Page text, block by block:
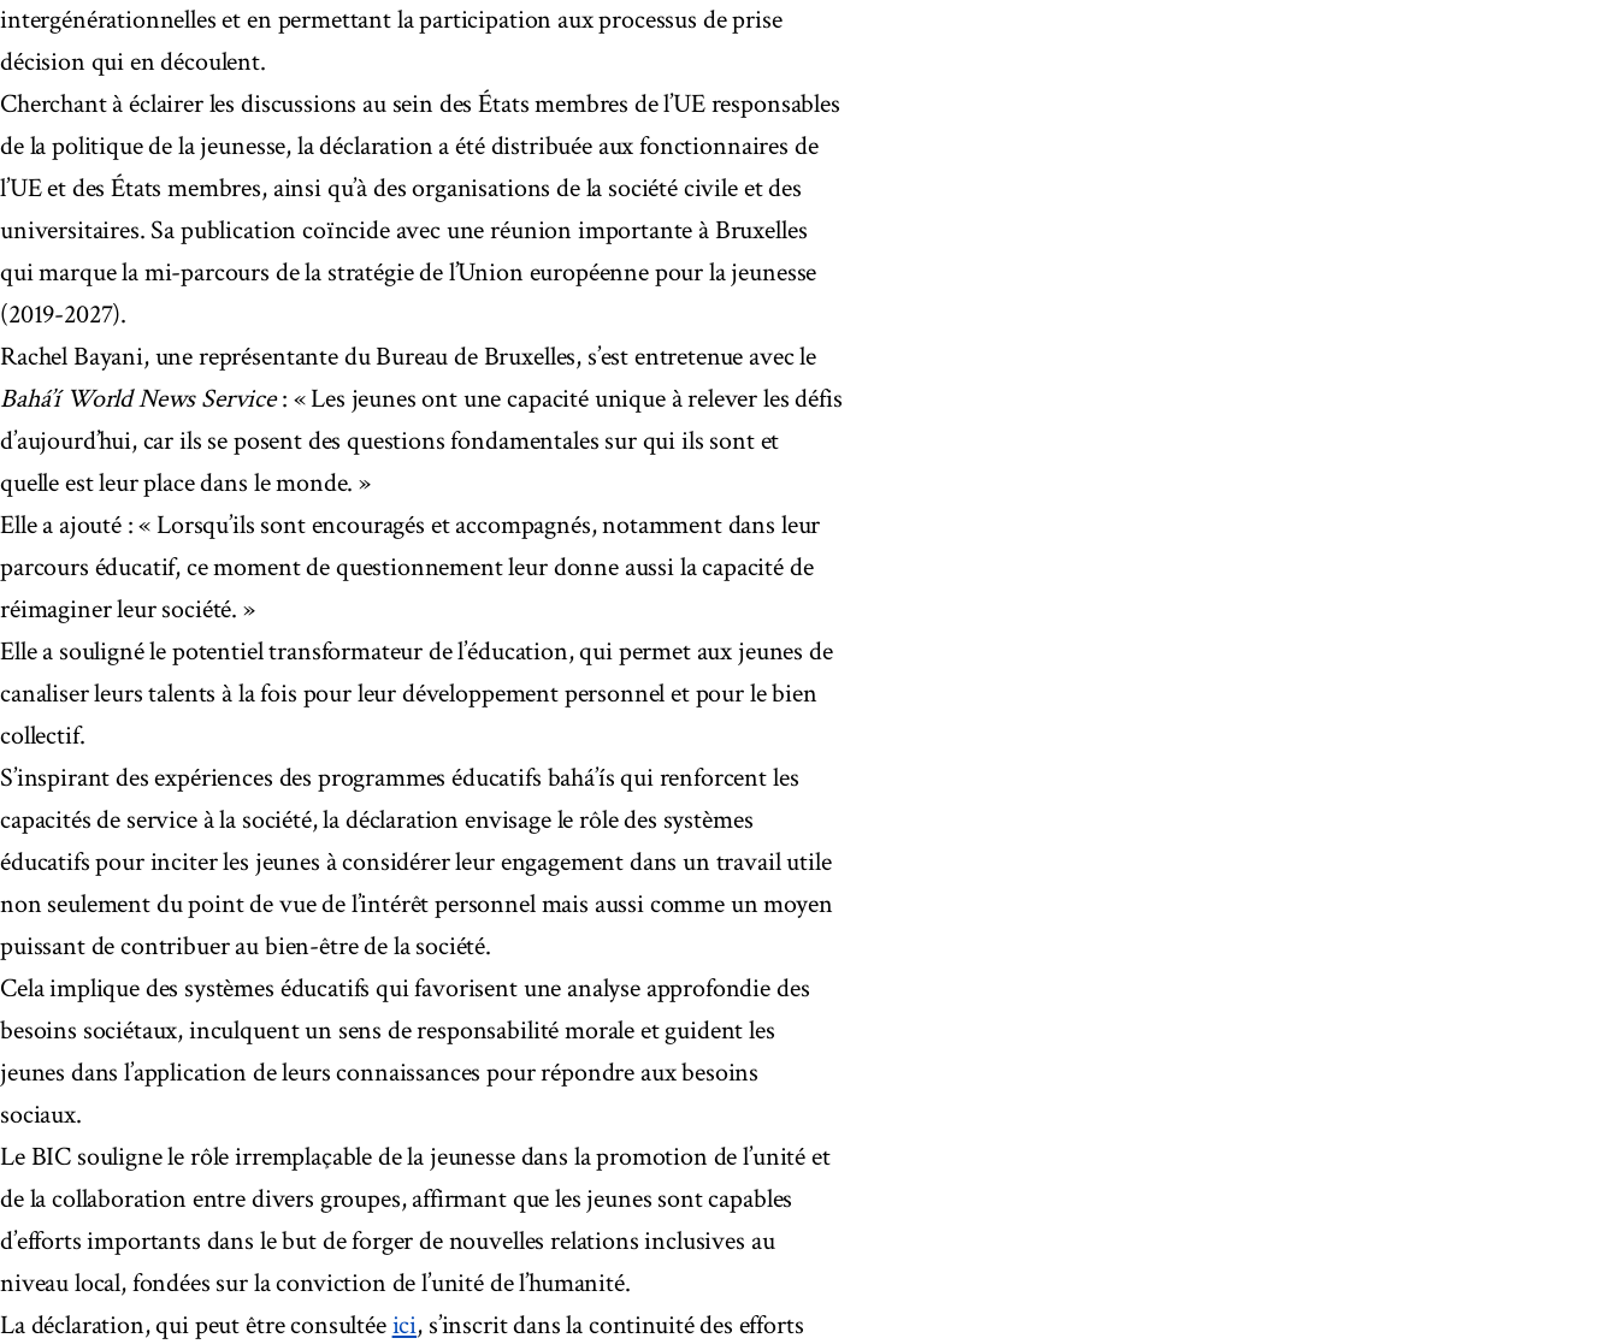
intergénérationnelles et en permettant la participation aux processus de prise
décision qui en découlent.
Cherchant à éclairer les discussions au sein des États membres de l’UE responsables
de la politique de la jeunesse, la déclaration a été distribuée aux fonctionnaires de
l’UE et des États membres, ainsi qu’à des organisations de la société civile et des
universitaires. Sa publication coïncide avec une réunion importante à Bruxelles
qui marque la mi-parcours de la stratégie de l’Union européenne pour la jeunesse
(2019-2027).
Rachel Bayani, une représentante du Bureau de Bruxelles, s’est entretenue avec le
Bahá’í World News Service: « Les jeunes ont une capacité unique à relever les défis
d’aujourd’hui, car ils se posent des questions fondamentales sur qui ils sont et
quelle est leur place dans le monde. »
Elle a ajouté : « Lorsqu’ils sont encouragés et accompagnés, notamment dans leur
parcours éducatif, ce moment de questionnement leur donne aussi la capacité de
réimaginer leur société. »
Elle a souligné le potentiel transformateur de l’éducation, qui permet aux jeunes de
canaliser leurs talents à la fois pour leur développement personnel et pour le bien
collectif.
S’inspirant des expériences des programmes éducatifs bahá’ís qui renforcent les
capacités de service à la société, la déclaration envisage le rôle des systèmes
éducatifs pour inciter les jeunes à considérer leur engagement dans un travail utile
non seulement du point de vue de l’intérêt personnel mais aussi comme un moyen
puissant de contribuer au bien-être de la société.
Cela implique des systèmes éducatifs qui favorisent une analyse approfondie des
besoins sociétaux, inculquent un sens de responsabilité morale et guident les
jeunes dans l’application de leurs connaissances pour répondre aux besoins
sociaux.
Le BIC souligne le rôle irremplaçable de la jeunesse dans la promotion de l’unité et
de la collaboration entre divers groupes, affirmant que les jeunes sont capables
d’efforts importants dans le but de forger de nouvelles relations inclusives au
niveau local, fondées sur la conviction de l’unité de l’humanité.
La déclaration, qui peut être consultéeici, s’inscrit dans la continuité des efforts